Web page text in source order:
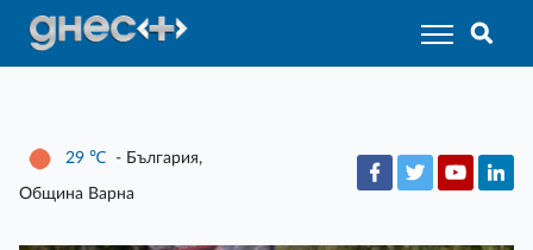
29 ℃ - България,
Община Варна